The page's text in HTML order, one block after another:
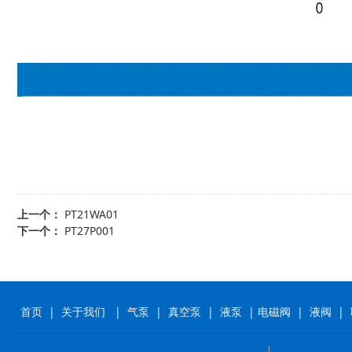
上一个： PT21WA01
下一个： PT27P001
首页 | 关于我们 | 气泵 | 真空泵 | 液泵 | 电磁阀 | 液阀 |